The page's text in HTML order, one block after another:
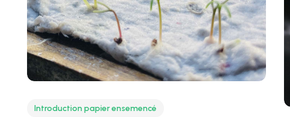
Introduction papier ensemencé